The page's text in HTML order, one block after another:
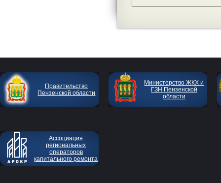
Правительство
Пензенской области
Министерство ЖКХ и
ГЗН Пензенской
области
Ассоциация
региональных
операторов
капитального ремонта